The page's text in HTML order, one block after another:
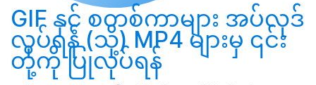
GIF နှင့် စတစ်ကာများ အပ်လုဒ်
လုပ်ရန်(သို့) MP4 များမှ ၎င်း
တို့ကိုပြုလုပ်ရန်